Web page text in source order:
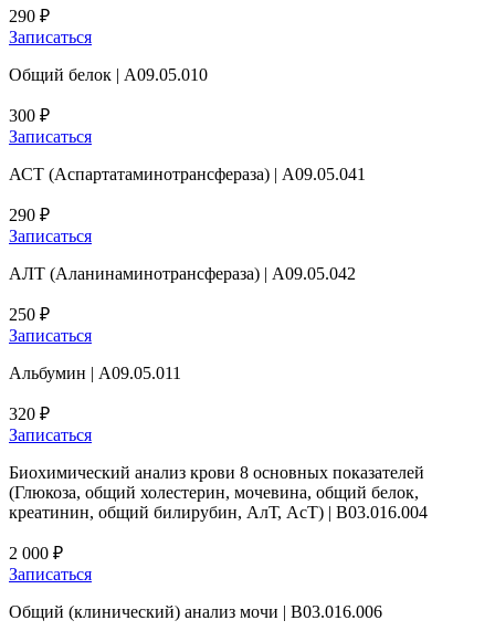
290 ₽
Записаться
Общий белок | А09.05.010
300 ₽
Записаться
АСТ (Аспартатаминотрансфераза) | А09.05.041
290 ₽
Записаться
АЛТ (Аланинаминотрансфераза) | A09.05.042
250 ₽
Записаться
Альбумин | A09.05.011
320 ₽
Записаться
Биохимический анализ крови 8 основных показателей
(Глюкоза, общий холестерин, мочевина, общий белок,
креатинин, общий билирубин, АлТ, АсТ) | В03.016.004
2 000 ₽
Записаться
Общий (клинический) анализ мочи | B03.016.006